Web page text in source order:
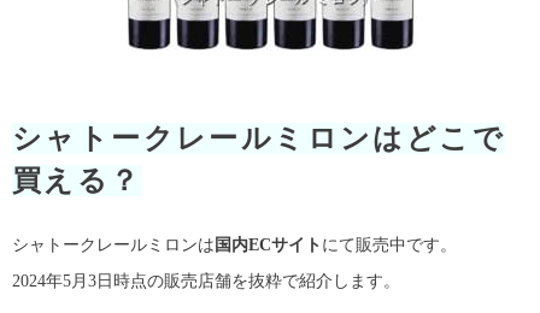
シャトークレールミロンはどこで
買える？
シャトークレールミロンは国内ECサイトにて販売中です。
2024年5月3日時点の販売店舗を抜粋で紹介します。